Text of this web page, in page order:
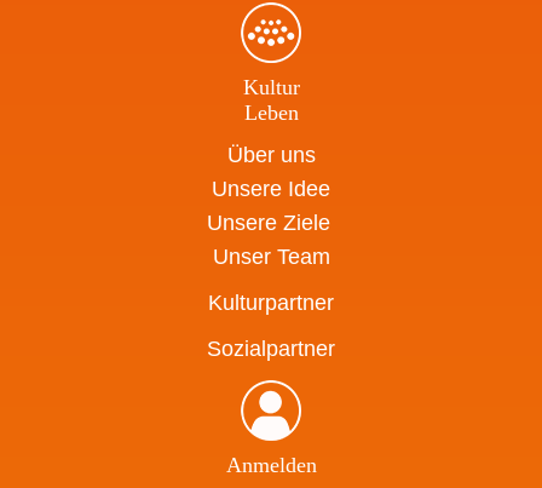
Kultur
Leben
Über uns
Unsere Idee
Unsere Ziele
Unser Team
Kulturpartner
Sozialpartner
Anmelden